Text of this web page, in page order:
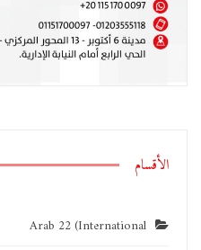
الأقسام
Arab 22 (International